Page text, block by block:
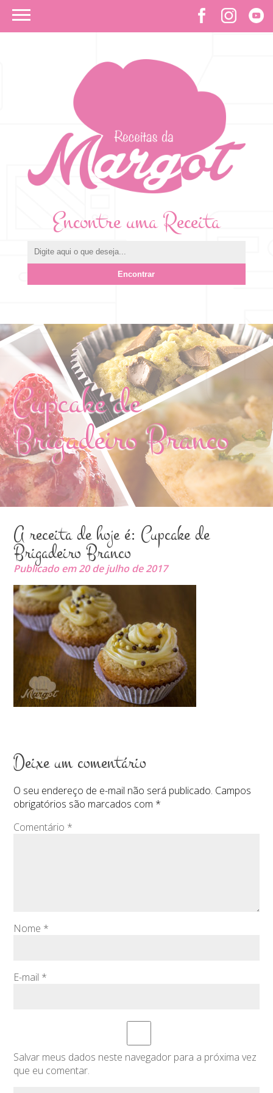
Encontre uma Receita
Cupcake de
Brigadeiro Branco
A receita de hoje é: Cupcake de
Brigadeiro Branco
Publicado em 20 de julho de 2017
Deixe um comentário
O seu endereço de e-mail não será publicado. Campos
obrigatórios são marcados com *
Comentário *
Nome *
E-mail *
Salvar meus dados neste navegador para a próxima vez
que eu comentar.